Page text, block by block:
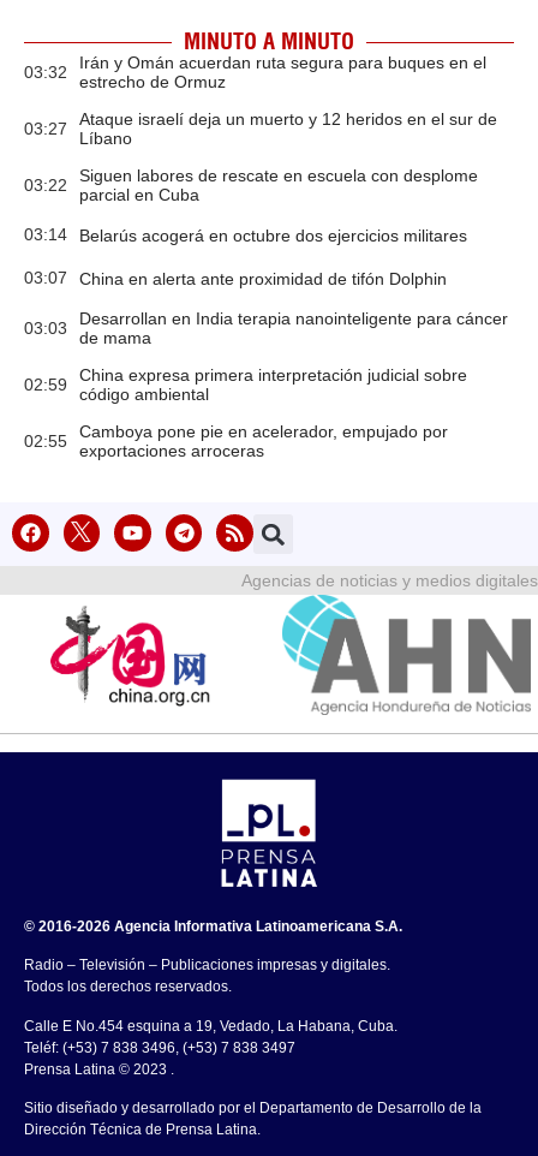
MINUTO A MINUTO
03:32
Irán y Omán acuerdan ruta segura para buques en el
estrecho de Ormuz
03:27
Ataque israelí deja un muerto y 12 heridos en el sur de
Líbano
03:22
Siguen labores de rescate en escuela con desplome
parcial en Cuba
03:14 Belarús acogerá en octubre dos ejercicios militares
03:07 China en alerta ante proximidad de tifón Dolphin
03:03
Desarrollan en India terapia nanointeligente para cáncer
de mama
02:59
China expresa primera interpretación judicial sobre
código ambiental
02:55
Camboya pone pie en acelerador, empujado por
exportaciones arroceras
Agencias de noticias y medios digitales
© 2016-2026 Agencia Informativa Latinoamericana S.A.
Radio – Televisión – Publicaciones impresas y digitales.
Todos los derechos reservados.
Calle E No.454 esquina a 19, Vedado, La Habana, Cuba.
Teléf: (+53) 7 838 3496, (+53) 7 838 3497
Prensa Latina © 2023 .
Sitio diseñado y desarrollado por el Departamento de Desarrollo de la
Dirección Técnica de Prensa Latina.